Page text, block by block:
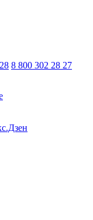
8 800 302 28 27